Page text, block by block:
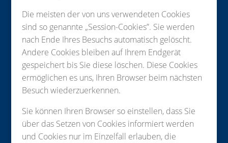
Die meisten der von uns verwendeten Cookies
sind so genannte „Session-Cookies”. Sie werden
nach Ende Ihres Besuchs automatisch gelöscht.
Andere Cookies bleiben auf Ihrem Endgerät
gespeichert bis Sie diese löschen. Diese Cookies
ermöglichen es uns, Ihren Browser beim nächsten
Besuch wiederzuerkennen.
Sie können Ihren Browser so einstellen, dass Sie
über das Setzen von Cookies informiert werden
und Cookies nur im Einzelfall erlauben, die